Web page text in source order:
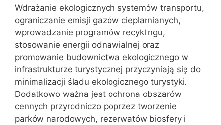
Wdrażanie ekologicznych systemów transportu,
ograniczanie emisji gazów cieplarnianych,
wprowadzanie programów recyklingu,
stosowanie energii odnawialnej oraz
promowanie budownictwa ekologicznego w
infrastrukturze turystycznej przyczyniają się do
minimalizacji śladu ekologicznego turystyki.
Dodatkowo ważna jest ochrona obszarów
cennych przyrodniczo poprzez tworzenie
parków narodowych, rezerwatów biosfery i